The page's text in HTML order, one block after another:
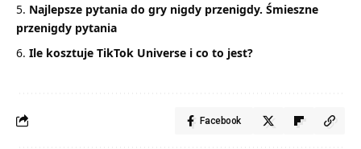
Najlepsze pytania do gry nigdy przenigdy. Śmieszne
przenigdy pytania
Ile kosztuje TikTok Universe i co to jest?
Facebook